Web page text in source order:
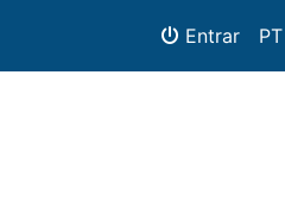
Entrar PT